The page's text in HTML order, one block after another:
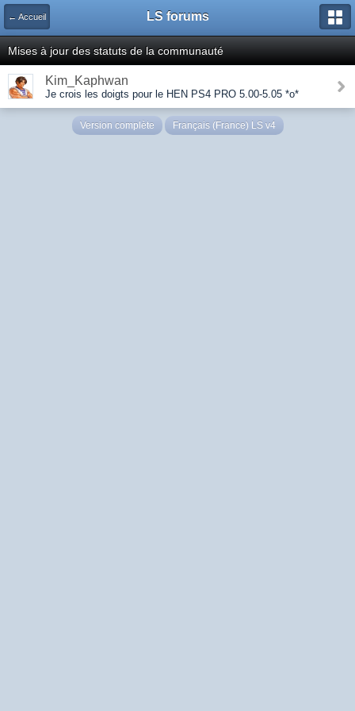
← Accueil LS forums
Mises à jour des statuts de la communauté
Kim_Kaphwan
Je crois les doigts pour le HEN PS4 PRO 5.00-5.05 *o*
Version complète Français (France) LS v4